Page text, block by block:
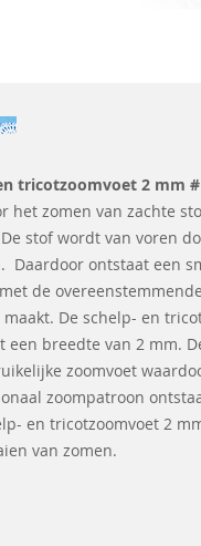
tricotzoomvoet 2 mm
het zomen van zachte
stof wordt van voren
Daardoor ontstaat een
de
De schelp- en
een breedte van 2 mm.
zoomvoet
zoompatroon
en tricotzoomvoet 2
van zomen.